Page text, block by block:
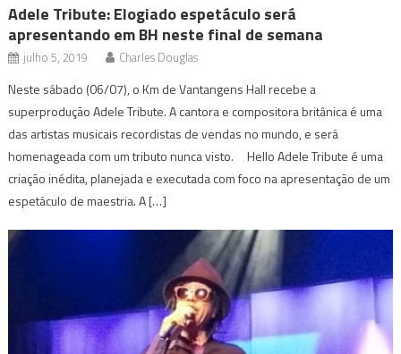
Adele Tribute: Elogiado espetáculo será
apresentando em BH neste final de semana
julho 5, 2019 Charles Douglas
Neste sábado (06/07), o Km de Vantangens Hall recebe a
superprodução Adele Tribute. A cantora e compositora britânica é uma
das artistas musicais recordistas de vendas no mundo, e será
homenageada com um tributo nunca visto. Hello Adele Tribute é uma
criação inédita, planejada e executada com foco na apresentação de um
espetáculo de maestria. A […]